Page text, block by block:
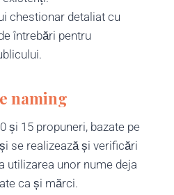
chestionar detaliat cu
întrebări pentru
naming
și 15 propuneri, bazate pe
se realizează și verificări
utilizarea unor nume deja
ca și mărci.